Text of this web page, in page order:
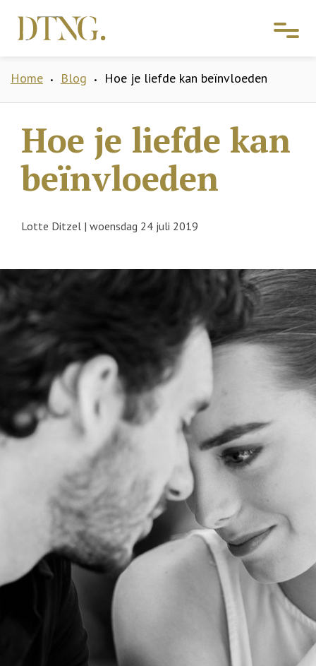
Home • Blog • Hoe je liefde kan beïnvloeden
Hoe je liefde kan
beïnvloeden
Lotte Ditzel | woensdag 24 juli 2019